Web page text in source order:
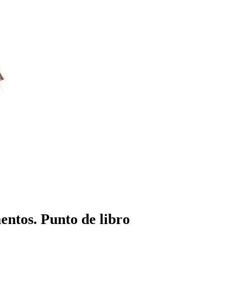
Punto de libro